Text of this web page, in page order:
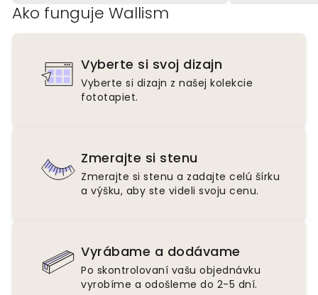
Ako funguje Wallism
Vyberte si svoj dizajn
Vyberte si dizajn z našej kolekcie
fototapiet.
Zmerajte si stenu
Zmerajte si stenu a zadajte celú šírku
a výšku, aby ste videli svoju cenu.
Vyrábame a dodávame
Po skontrolovaní vašu objednávku
vyrobíme a odošleme do 2-5 dní.